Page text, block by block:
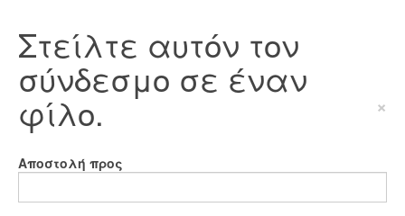
Στείλτε αυτόν τον
σύνδεσμο σε έναν
φίλο. ×
Αποστολή προς